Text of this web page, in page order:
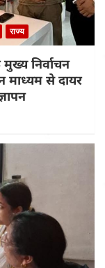
राज्य
निर्वाचन
से दायर